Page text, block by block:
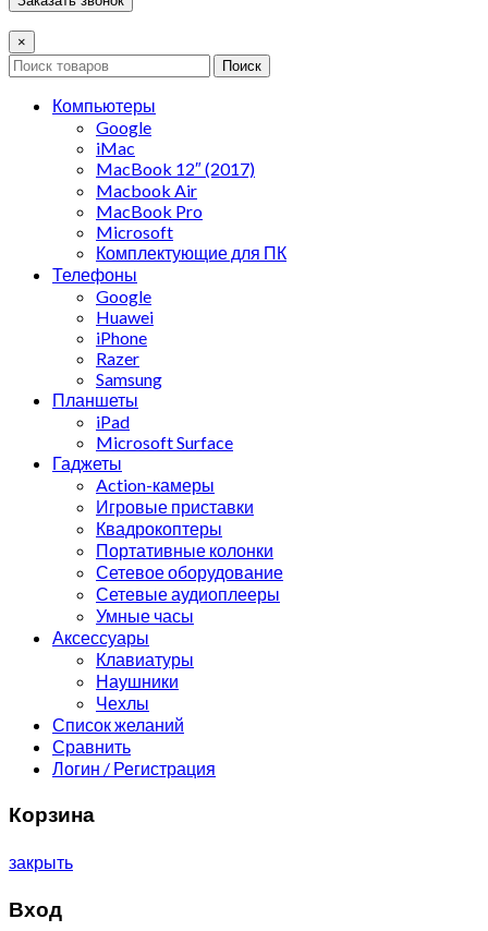
×
Поиск
Компьютеры
Google
iMac
MacBook 12″ (2017)
Macbook Air
MacBook Pro
Microsoft
Комплектующие для ПК
Телефоны
Google
Huawei
iPhone
Razer
Samsung
Планшеты
iPad
Microsoft Surface
Гаджеты
Action-камеры
Игровые приставки
Квадрокоптеры
Портативные колонки
Сетевое оборудование
Сетевые аудиоплееры
Умные часы
Аксессуары
Клавиатуры
Наушники
Чехлы
Список желаний
Сравнить
Логин / Регистрация
Корзина
закрыть
Вход